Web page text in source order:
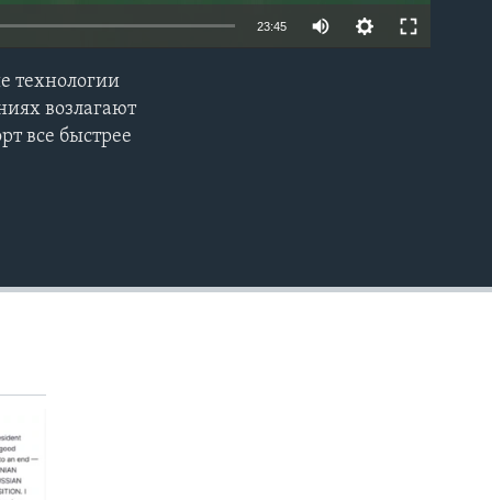
23:45
технологии
возлагают
все быстрее